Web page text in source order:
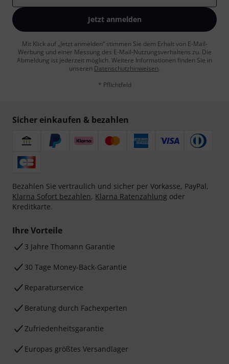
Jetzt anmelden
Mit Klick auf „Jetzt anmelden“ stimmen Sie dem Erhalt von E-Mail-
Werbung und einer Messung des E-Mail-Nutzungsverhaltens zu. Die
Abmeldung ist jederzeit möglich. Weitere Informationen finden Sie in
unseren Datenschutzhinweisen.
* Pflichtfeld
Sicher einkaufen & bezahlen
Bezahlen Sie vertraulich und sicher per Vorkasse, PayPal,
Klarna Sofort bezahlen, Klarna Ratenzahlung oder
Kreditkarte.
Ihre Vorteile
3 Jahre Thomann Garantie
30 Tage Money-Back-Garantie
Reparaturservice
Beratung durch Fachexperten
Zufriedenheitsgarantie
Europas größtes Versandlager